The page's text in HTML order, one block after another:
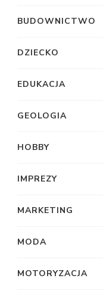
BUDOWNICTWO
DZIECKO
EDUKACJA
GEOLOGIA
HOBBY
IMPREZY
MARKETING
MODA
MOTORYZACJA